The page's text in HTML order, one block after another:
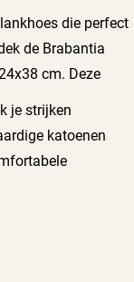
die perfect
de Brabantia
cm. Deze
je strijken
katoenen